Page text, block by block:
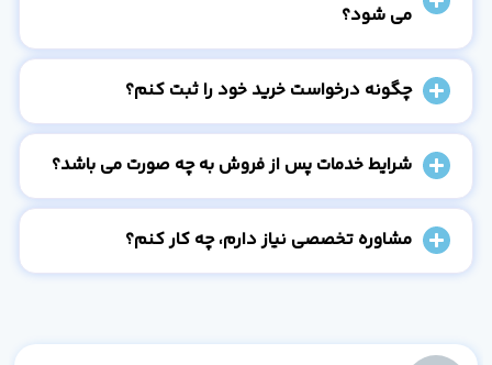
می شود؟
چگونه درخواست خرید خود را ثبت کنم؟
شرایط خدمات پس از فروش به چه صورت می باشد؟
مشاوره تخصصی نیاز دارم، چه کار کنم؟